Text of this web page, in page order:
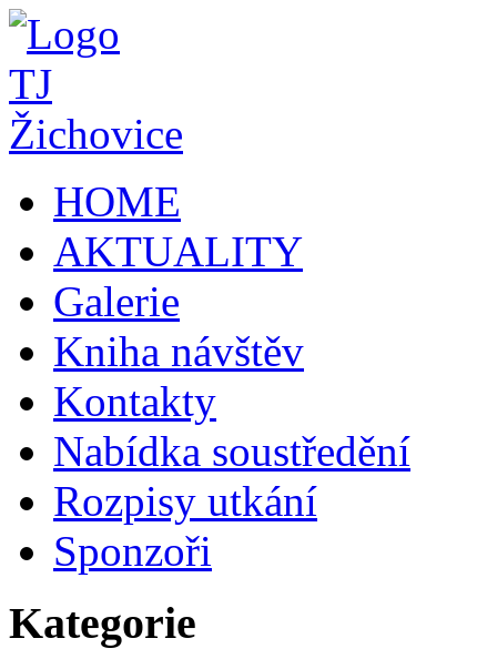
HOME
AKTUALITY
Galerie
Kniha návštěv
Kontakty
Nabídka soustředění
Rozpisy utkání
Sponzoři
Kategorie